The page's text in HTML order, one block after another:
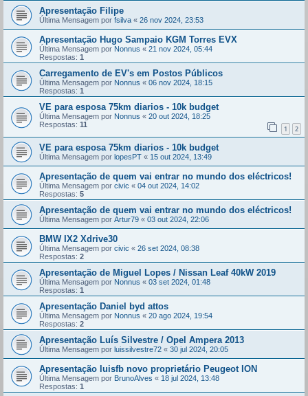
Apresentação Filipe
Última Mensagem por fsilva « 26 nov 2024, 23:53
Apresentação Hugo Sampaio KGM Torres EVX
Última Mensagem por Nonnus « 21 nov 2024, 05:44
Respostas: 1
Carregamento de EV's em Postos Públicos
Última Mensagem por Nonnus « 06 nov 2024, 18:15
Respostas: 1
VE para esposa 75km diarios - 10k budget
Última Mensagem por Nonnus « 20 out 2024, 18:25
Respostas: 11 1 2
VE para esposa 75km diarios - 10k budget
Última Mensagem por lopesPT « 15 out 2024, 13:49
Apresentação de quem vai entrar no mundo dos eléctricos!
Última Mensagem por civic « 04 out 2024, 14:02
Respostas: 5
Apresentação de quem vai entrar no mundo dos eléctricos!
Última Mensagem por Artur79 « 03 out 2024, 22:06
BMW IX2 Xdrive30
Última Mensagem por civic « 26 set 2024, 08:38
Respostas: 2
Apresentação de Miguel Lopes / Nissan Leaf 40kW 2019
Última Mensagem por Nonnus « 03 set 2024, 01:48
Respostas: 1
Apresentação Daniel byd attos
Última Mensagem por Nonnus « 20 ago 2024, 19:54
Respostas: 2
Apresentação Luís Silvestre / Opel Ampera 2013
Última Mensagem por luissilvestre72 « 30 jul 2024, 20:05
Apresentação luisfb novo proprietário Peugeot ION
Última Mensagem por BrunoAlves « 18 jul 2024, 13:48
Respostas: 1